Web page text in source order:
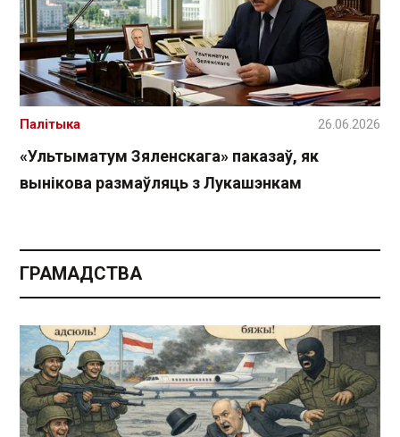
«Ультыматум Зяленскага» паказаў, як
вынікова размаўляць з Лукашэнкам
Палітыка 26.06.2026
ГРАМАДСТВА